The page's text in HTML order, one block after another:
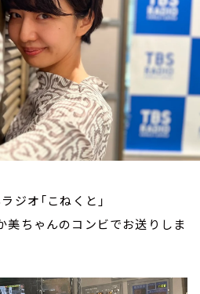
ラジオ「こねくと」
美ちゃんのコンビでお送りしま